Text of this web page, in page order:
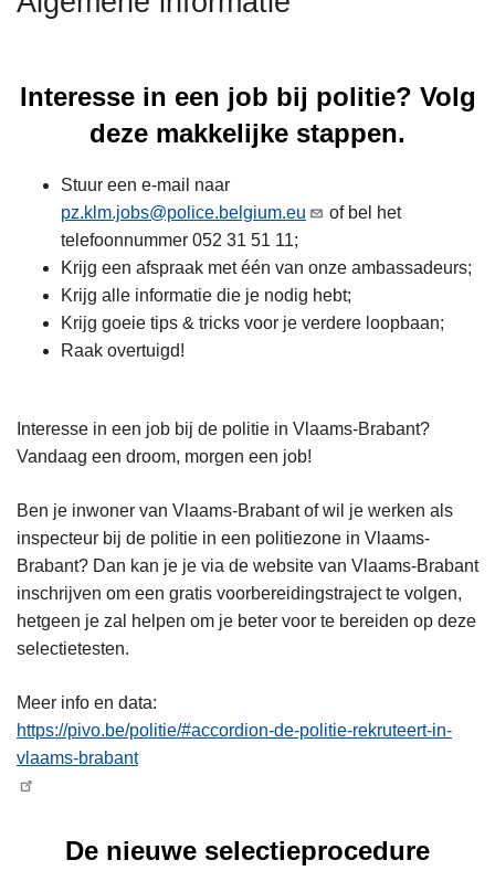
Interesse in een job bij politie? Volg
deze makkelijke stappen.
Stuur een e-mail naar
pz.klm.jobs@police.belgium.eu
of bel het
telefoonnummer 052 31 51 11;
Krijg een afspraak met één van onze ambassadeurs;
Krijg alle informatie die je nodig hebt;
Krijg goeie tips & tricks voor je verdere loopbaan;
Raak overtuigd!
Interesse in een job bij de politie in Vlaams-Brabant?
Vandaag een droom, morgen een job!
Ben je inwoner van Vlaams-Brabant of wil je werken als
inspecteur bij de politie in een politiezone in Vlaams-
Brabant? Dan kan je je via de website van Vlaams-Brabant
inschrijven om een gratis voorbereidingstraject te volgen,
hetgeen je zal helpen om je beter voor te bereiden op deze
selectietesten.
Meer info en data:
https://pivo.be/politie/#accordion-de-politie-rekruteert-in-
vlaams-brabant
De nieuwe selectieprocedure